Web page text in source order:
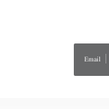
Email